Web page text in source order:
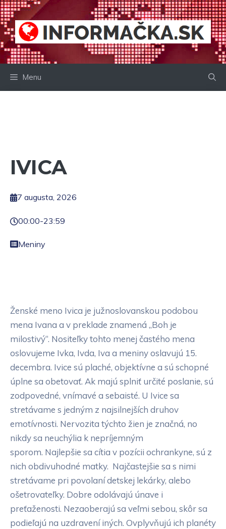
Preskočiť
na
obsah
Menu
IVICA
7 augusta, 2026
00:00-23:59
Meniny
Ženské meno Ivica je južnoslovanskou podobou
mena Ivana a v preklade znamená „Boh je
milostivý“. Nositeľky tohto menej častého mena
oslovujeme Ivka, Ivda, Iva a meniny oslavujú 15.
decembra. Ivice sú plaché, objektívne a sú schopné
úplne sa obetovať. Ak majú splniť určité poslanie, sú
zodpovedné, vnímavé a sebaisté. U Ivice sa
stretávame s jedným z najsilnejších druhov
emotívnosti. Nervozita týchto žien je značná, no
nikdy sa neuchýlia k nepríjemným
sporom. Najlepšie sa cítia v pozícii ochrankyne, sú z
nich obdivuhodné matky. Najčastejšie sa s nimi
stretávame pri povolaní detskej lekárky, alebo
ošetrovateľky. Dobre odolávajú únave i
preťaženosti. Nezaoberajú sa veľmi sebou, skôr sa
podieľajú na uzdravení iných. Ovplyvňujú ich planéty